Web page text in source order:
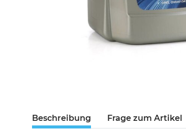
Beschreibung Frage zum Artikel